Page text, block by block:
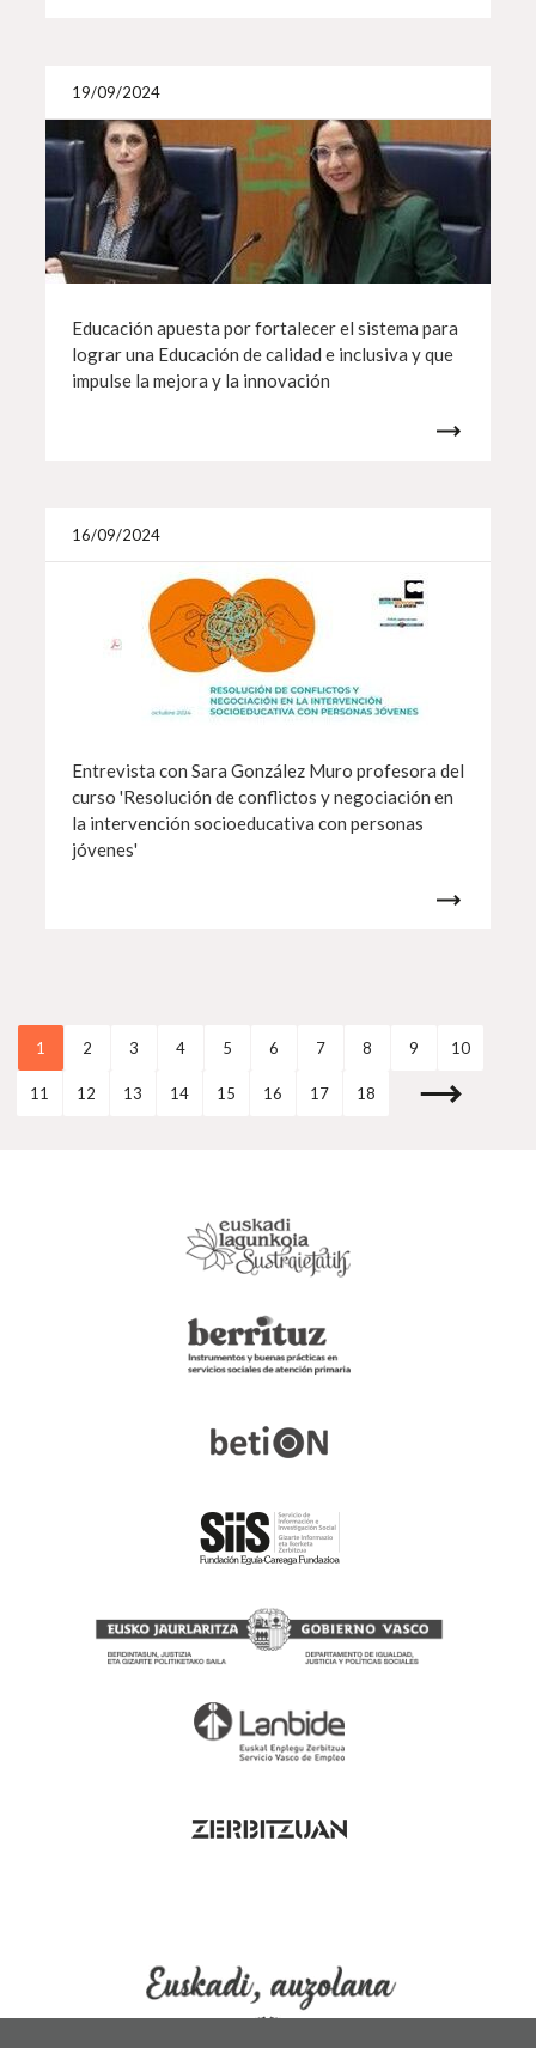
19/09/2024
Educación apuesta por fortalecer el sistema para
lograr una Educación de calidad e inclusiva y que
impulse la mejora y la innovación
16/09/2024
Entrevista con Sara González Muro profesora del
curso 'Resolución de conflictos y negociación en
la intervención socioeducativa con personas
jóvenes'
1 2 3 4 5 6 7 8 9 10
11 12 13 14 15 16 17 18